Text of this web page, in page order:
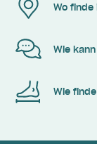
Wo
Wie
Wie